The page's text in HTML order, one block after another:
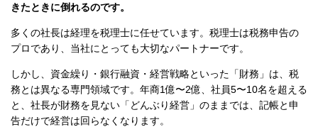
きたときに倒れるのです。
多くの社長は経理を税理士に任せています。 税理士は税務申告の
プロであり、当社にとっても大切なパートナーです。
しかし、資金繰り・銀行融資・経営戦略といった「財務」は、税
務とは異なる専門領域です。年商1億〜2億、社員5〜10名を超える
と、社長が財務を見ない「どんぶり経営」のままでは、記帳と申
告だけで経営は回らなくなります。